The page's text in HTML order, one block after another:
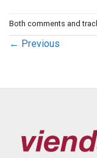
Both comments and
← Previous